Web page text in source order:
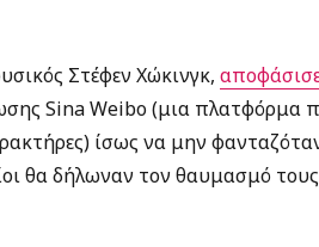
Στέφεν Χώκινγκ,
Sina Weibo (μια πλατφόρμα
ίσως να μην
θα δήλωναν τον θαυμασμό